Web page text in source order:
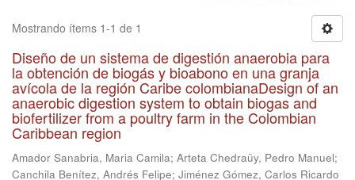
Mostrando ítems 1-1 de 1
Diseño de un sistema de digestión anaerobia para
la obtención de biogás y bioabono en una granja
avícola de la región Caribe colombianaDesign of an
anaerobic digestion system to obtain biogas and
biofertilizer from a poultry farm in the Colombian
Caribbean region
Amador Sanabria, Maria Camila; Arteta Chedraüy, Pedro Manuel;
Canchila Benítez, Andrés Felipe; Jiménez Gómez, Carlos Ricardo